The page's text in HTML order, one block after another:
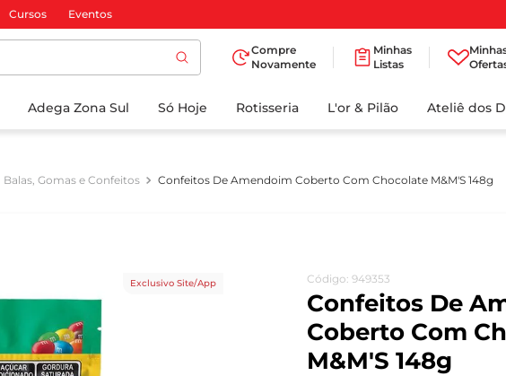
Cursos Eventos
Compre
Novamente
Minhas
Listas
Adega Zona Sul Só Hoje Rotisseria L'or & Pilão Ateliê dos
Balas, Gomas e Confeitos Confeitos De Amendoim Coberto Com Chocolate M&M'S 148g
Exclusivo Site/App Código:949353
Confeitos De
Coberto Com
M&M'S 148g
BUSCADOS